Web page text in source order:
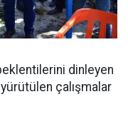
dinleyen
yürütülen çalışmalar